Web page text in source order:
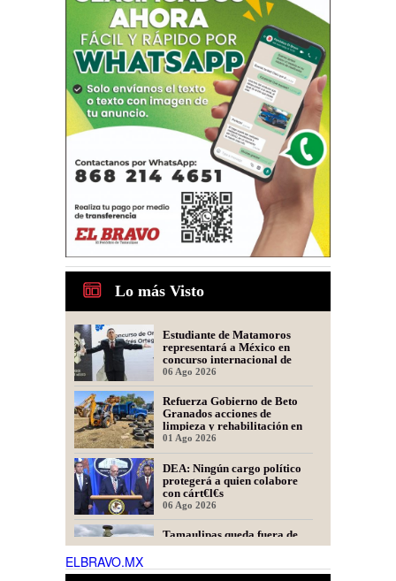
Lo más Visto
Estudiante de Matamoros
representará a México en
concurso internacional de
oratoria en Perú
06 Ago 2026
Refuerza Gobierno de Beto
Granados acciones de
limpieza y rehabilitación en
Los Presidentes
01 Ago 2026
DEA: Ningún cargo político
protegerá a quien colabore
con cárt€l€s
06 Ago 2026
Tamaulipas queda fuera de
recomendación para fracking
Misantla, informa comité
06 Ago 2026
ELBRAVO.MX